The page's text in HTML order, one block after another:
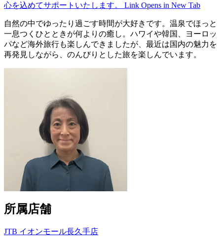
心を込めてサポートいたします。
Link Opens in New Tab
自然の中でゆったり過ごす時間が大好きです。温泉でほっと
一息つくひとときが何よりの癒し。ハワイや韓国、ヨーロッ
パなど海外旅行も楽しんできましたが、最近は国内の魅力を
再発見しながら、のんびりとした旅を楽しんでいます。
所属店舗
JTB イオンモール長久手店